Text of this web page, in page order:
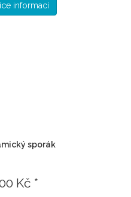
informací
sporák
Kč *